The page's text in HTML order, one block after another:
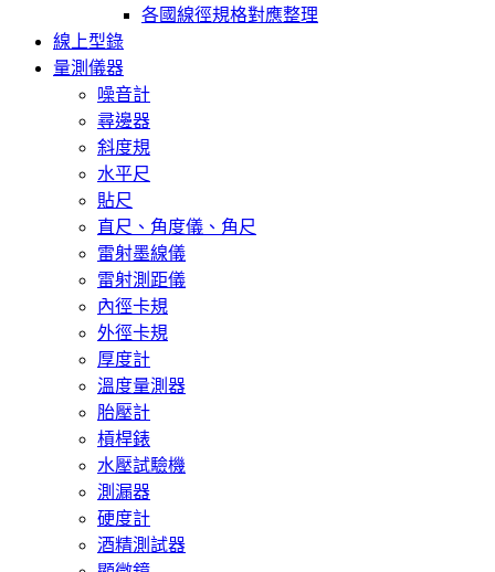
各國線徑規格對應整理
線上型錄
量測儀器
噪音計
尋邊器
斜度規
水平尺
貼尺
直尺、角度儀、角尺
雷射墨線儀
雷射測距儀
內徑卡規
外徑卡規
厚度計
溫度量測器
胎壓計
槓桿錶
水壓試驗機
測漏器
硬度計
酒精測試器